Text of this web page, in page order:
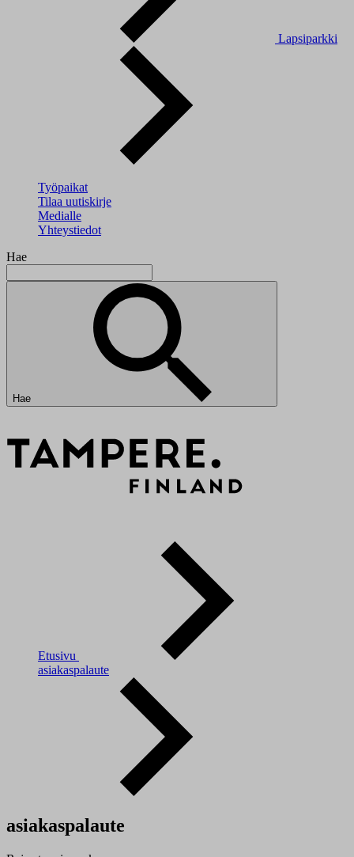
Lapsiparkki
Työpaikat
Tilaa uutiskirje
Medialle
Yhteystiedot
Hae
Hae
Etusivu
asiakaspalaute
asiakaspalaute